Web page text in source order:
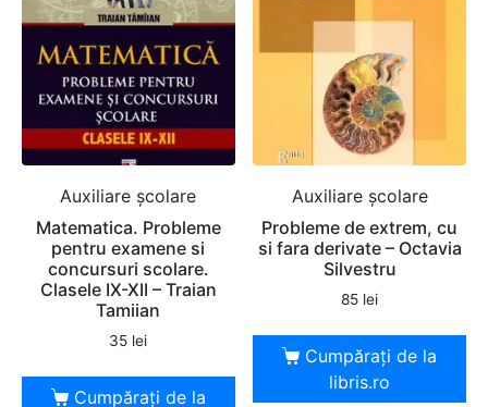
Auxiliare şcolare
Matematica. Probleme
pentru examene si
concursuri scolare.
Clasele IX-XII – Traian
Tamiian
35 lei
Cumpărați de la
Auxiliare şcolare
Probleme de extrem, cu
si fara derivate – Octavia
Silvestru
85 lei
Cumpărați de la
libris.ro